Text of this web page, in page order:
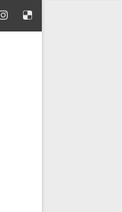
கல்வி
கல்வி இயக்குநர்